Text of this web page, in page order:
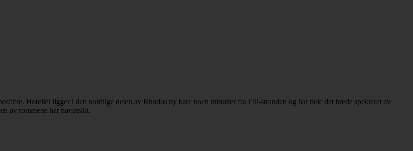
Hotellet ligger i den nordlige delen av Rhodos by bare noen minutter fra Elli-stranden og har hele det brede spekteret av
av rommene har havutsikt.